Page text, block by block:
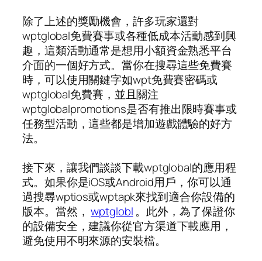
除了上述的獎勵機會，許多玩家還對
wptglobal免費賽事或各種低成本活動感到興
趣，這類活動通常是想用小額資金熟悉平台
介面的一個好方式。當你在搜尋這些免費賽
時，可以使用關鍵字如wpt免費賽密碼或
wptglobal免費賽，並且關注
wptglobalpromotions是否有推出限時賽事或
任務型活動，這些都是增加遊戲體驗的好方
法。
接下來，讓我們談談下載wptglobal的應用程
式。如果你是iOS或Android用戶，你可以通
過搜尋wptios或wptapk來找到適合你設備的
版本。當然，wptglobl 。此外，為了保證你
的設備安全，建議你從官方渠道下載應用，
避免使用不明來源的安裝檔。